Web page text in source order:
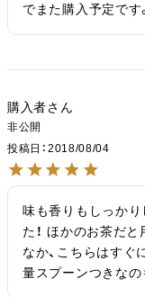
でまた購入予定です。
購入者
非公開
投稿日
2018/08/04
味も香りもしっかり
た！ ほかのお茶だ
なか、こちらはすぐ
量スプーンつきなの